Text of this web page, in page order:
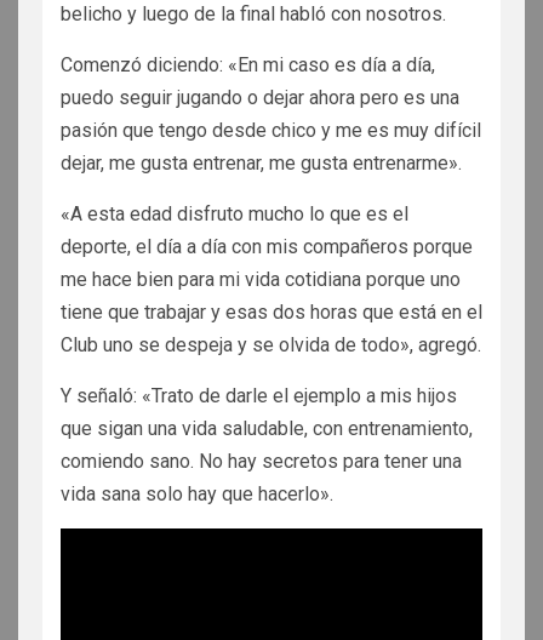
belicho y luego de la final habló con nosotros.
Comenzó diciendo: «En mi caso es día a día,
puedo seguir jugando o dejar ahora pero es una
pasión que tengo desde chico y me es muy difícil
dejar, me gusta entrenar, me gusta entrenarme».
«A esta edad disfruto mucho lo que es el
deporte, el día a día con mis compañeros porque
me hace bien para mi vida cotidiana porque uno
tiene que trabajar y esas dos horas que está en el
Club uno se despeja y se olvida de todo», agregó.
Y señaló: «Trato de darle el ejemplo a mis hijos
que sigan una vida saludable, con entrenamiento,
comiendo sano. No hay secretos para tener una
vida sana solo hay que hacerlo».